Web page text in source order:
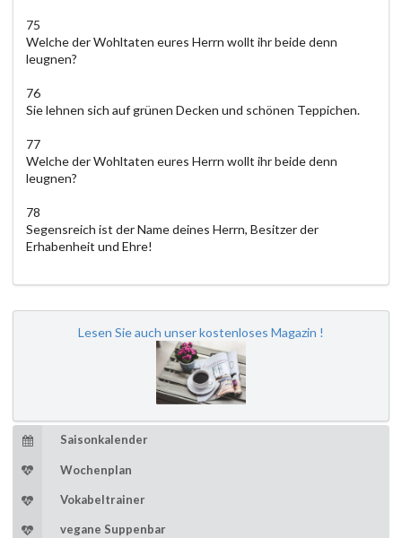
75
Welche der Wohltaten eures Herrn wollt ihr beide denn
leugnen?
76
Sie lehnen sich auf grünen Decken und schönen Teppichen.
77
Welche der Wohltaten eures Herrn wollt ihr beide denn
leugnen?
78
Segensreich ist der Name deines Herrn, Besitzer der
Erhabenheit und Ehre!
Lesen Sie auch unser kostenloses Magazin !
Saisonkalender
Wochenplan
Vokabeltrainer
vegane Suppenbar